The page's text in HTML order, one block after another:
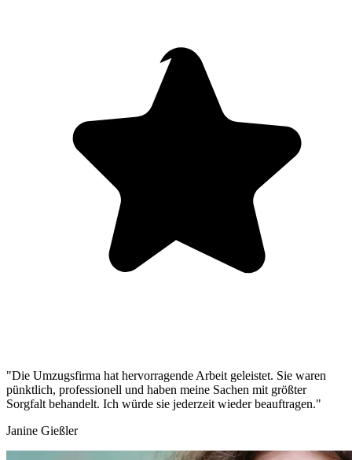
"Die Umzugsfirma hat hervorragende Arbeit geleistet. Sie waren
pünktlich, professionell und haben meine Sachen mit größter
Sorgfalt behandelt. Ich würde sie jederzeit wieder beauftragen."
Janine Gießler